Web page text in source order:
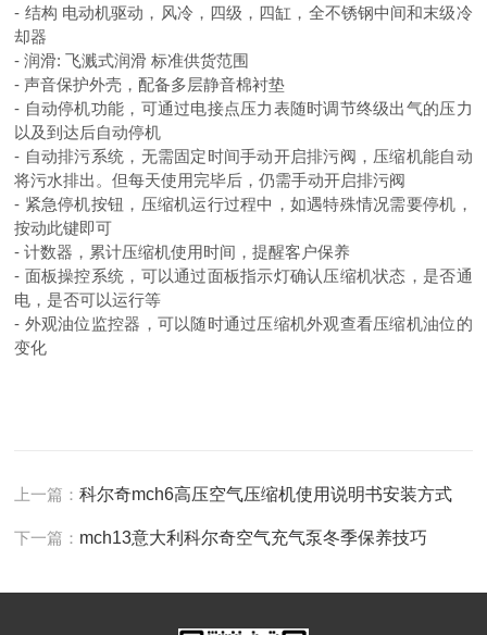
- 结构 电动机驱动，风冷，四级，四缸，全不锈钢中间和末级冷
却器
- 润滑:飞溅式润滑 标准供货范围
- 声音保护外壳，配备多层静音棉衬垫
- 自动停机功能，可通过电接点压力表随时调节终级出气的压力
以及到达后自动停机
- 自动排污系统，无需固定时间手动开启排污阀，压缩机能自动
将污水排出。但每天使用完毕后，仍需手动开启排污阀
- 紧急停机按钮，压缩机运行过程中，如遇特殊情况需要停机，
按动此键即可
- 计数器，累计压缩机使用时间，提醒客户保养
- 面板操控系统，可以通过面板指示灯确认压缩机状态，是否通
电，是否可以运行等
- 外观油位监控器，可以随时通过压缩机外观查看压缩机油位的
变化
上一篇：科尔奇mch6高压空气压缩机使用说明书安装方式
下一篇： mch13意大利科尔奇空气充气泵冬季保养技巧